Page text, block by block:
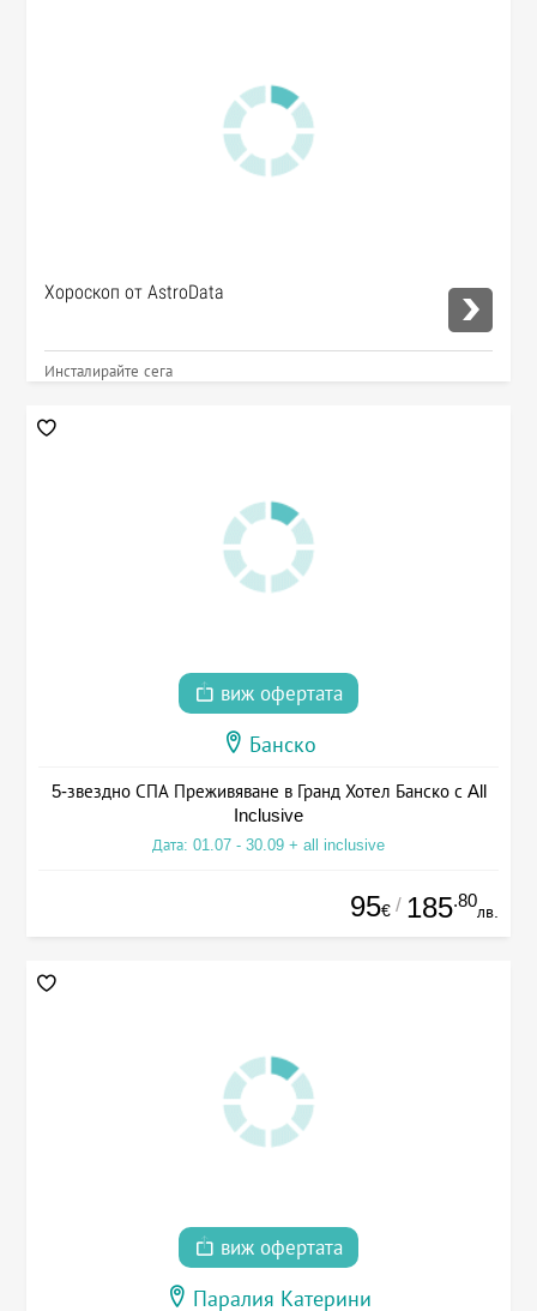
Хороскоп от AstroData
Инсталирайте сега
виж офертата
Банско
5-звездно СПА Преживяване в Гранд Хотел Банско с All
Inclusive
Дата: 01.07 - 30.09 + all inclusive
95€ / 185.80
лв.
виж офертата
Паралия Катерини